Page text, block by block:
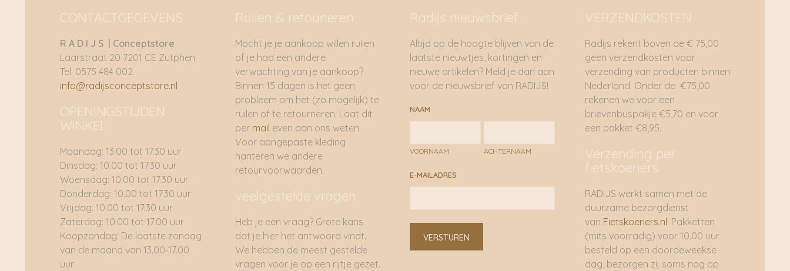
CONTACTGEGEVENS
R A D I J S | Conceptstore
Laarstraat 20 7201 CE Zutphen
Tel: 0575 484 002
info@radijsconceptstore.nl
OPENINGSTIJDEN
WINKEL
Maandag: 13.00 tot 17.30 uur
Dinsdag: 10.00 tot 17.30 uur
Woensdag: 10.00 tot 17.30 uur
Donderdag: 10.00 tot 17.30 uur
Vrijdag: 10.00 tot 17.30 uur
Zaterdag: 10.00 tot 17.00 uur
Koopzondag: De laatste zondag
van de maand van 13.00-17.00
uur
Ruilen & retouneren
Mocht je je aankoop willen ruilen
of je had een andere
verwachting van je aankoop?
Binnen 15 dagen is het geen
probleem om het (zo mogelijk) te
ruilen of te retourneren. Laat dit
permail even aan ons weten.
Voor aangepaste kleding
hanteren we andere
retourvoorwaarden.
veelgestelde vragen
Heb je een vraag? Grote kans
dat je hier het antwoord vindt.
We hebben de meest gestelde
vragen voor je op een rijtje gezet.
Radijs nieuwsbrief
Altijd op de hoogte blijven van de
laatste nieuwtjes, kortingen en
nieuwe artikelen? Meld je dan aan
voor de nieuwsbrief van RADIJS!
NAAM
VOORNAAM ACHTERNAAM
E-MAILADRES
VERSTUREN
VERZENDKOSTEN
Radijs rekent boven de € 75,00
geen verzendkosten voor
verzending van producten binnen
Nederland. Onder de €75,00
rekenen we voor een
brievenbuspakje €5,70 en voor
een pakket €8,95.
Verzending per
fietskoeriers
RADIJS werkt samen met de
duurzame bezorgdienst
van Fietskoeriers.nl . Pakketten
(mits voorradig) voor 10.00 uur
besteld op een doordeweekse
dag, bezorgen zij soms nog op